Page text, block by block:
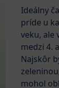
Ideálny
príde u
veku, ale
medzi 4.
Najskôr
mohol